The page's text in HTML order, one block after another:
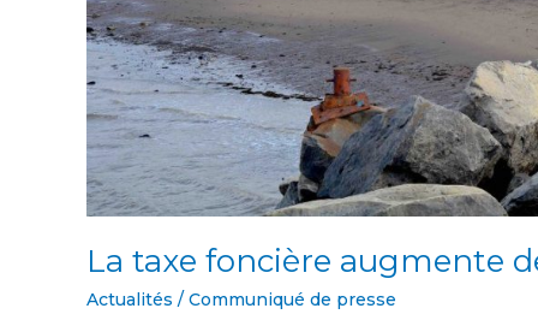
La taxe foncière augmente
Actualités / Communiqué de presse